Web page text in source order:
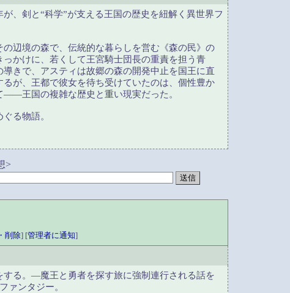
、剣と“科学”が支える王国の歴史を紐解く異世界フ
辺境の森で、伝統的な暮らしを営む《森の民》の
かけに、若くして王宮騎士団長の重責を担う青
きで、アスティは故郷の森の開発中止を国王に直
が、王都で彼女を待ち受けていたのは、個性豊か
——王国の複雑な歴史と重い現実だった。
る物語。
>
削除] [管理者に通知]
る。―魔王と勇者を探す旅に強制連行される話を
ァンタジー。